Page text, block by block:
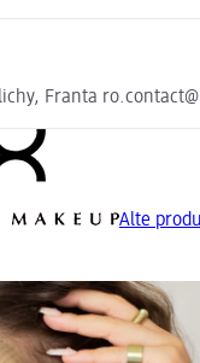
Franta
Alte